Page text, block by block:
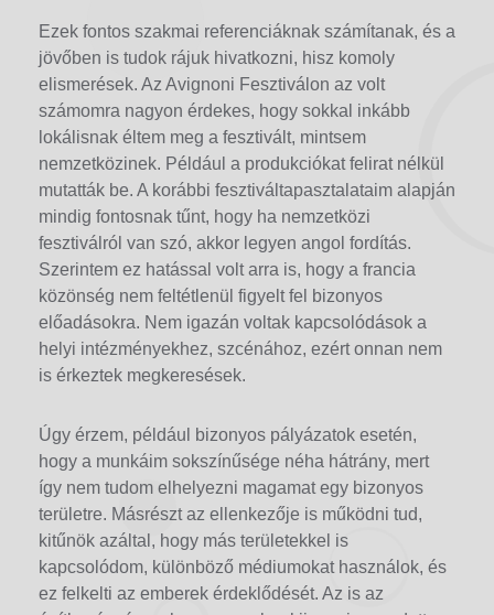
Ezek fontos szakmai referenciáknak számítanak, és a
jövőben is tudok rájuk hivatkozni, hisz komoly
elismerések. Az Avignoni Fesztiválon az volt
számomra nagyon érdekes, hogy sokkal inkább
lokálisnak éltem meg a fesztivált, mintsem
nemzetközinek. Például a produkciókat felirat nélkül
mutatták be. A korábbi fesztiváltapasztalataim alapján
mindig fontosnak tűnt, hogy ha nemzetközi
fesztiválról van szó, akkor legyen angol fordítás.
Szerintem ez hatással volt arra is, hogy a francia
közönség nem feltétlenül figyelt fel bizonyos
előadásokra. Nem igazán voltak kapcsolódások a
helyi intézményekhez, szcénához, ezért onnan nem
is érkeztek megkeresések.
Úgy érzem, például bizonyos pályázatok esetén,
hogy a munkáim sokszínűsége néha hátrány, mert
így nem tudom elhelyezni magamat egy bizonyos
területre. Másrészt az ellenkezője is működni tud,
kitűnök azáltal, hogy más területekkel is
kapcsolódom, különböző médiumokat használok, és
ez felkelti az emberek érdeklődését. Az is az